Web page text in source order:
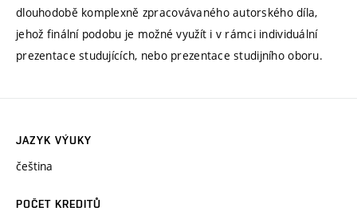
dlouhodobě komplexně zpracovávaného autorského díla,
jehož finální podobu je možné využít i v rámci individuální
prezentace studujících, nebo prezentace studijního oboru.
JAZYK VÝUKY
čeština
POČET KREDITŮ